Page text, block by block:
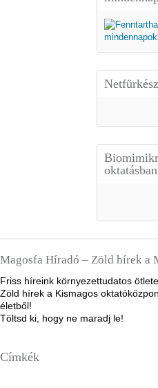
oktatásban
Magosfa Híradó – Zöld hírek a
Friss híreink környezettudatos
Zöld hírek a Kismagos
életből!
Töltsd ki, hogy ne maradj le!
Címkék